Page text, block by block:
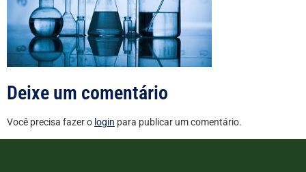
Deixe um comentário
Você precisa fazer o login para publicar um comentário.